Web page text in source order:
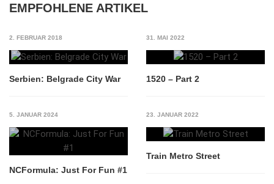
EMPFOHLENE ARTIKEL
2. FEBRUAR 2018
Serbien: Belgrade City War
31. MAI 2022
1520 – Part 2
5. JANUAR 2024
NCFormula: Just For Fun #1
23. JANUAR 2022
Train Metro Street